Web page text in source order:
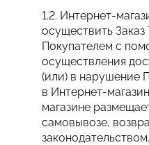
1.2. Интернет-
осуществить
Покупателем с
осуществления
(или) в нарушение
в Интернет-
магазине
самовывозе,